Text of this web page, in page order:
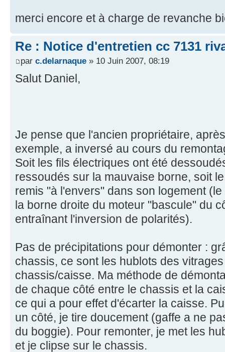
merci encore et à charge de revanche
Re : Notice d'entretien cc 7131
par c.delarnaque » 10 Juin 2007, 08:19
Salut Daniel,
Je pense que l'ancien propriétaire,
exemple, a inversé au cours du
Soit les fils électriques ont été
ressoudés sur la mauvaise borne, soit
remis "à l'envers" dans son logement
la borne droite du moteur "bascule" du
entraînant l'inversion de polarités).
Pas de précipitations pour démonter :
chassis, ce sont les hublots des
chassis/caisse. Ma méthode de
de chaque côté entre le chassis et la
ce qui a pour effet d'écarter la caisse.
un côté, je tire doucement (gaffe a ne
du boggie). Pour remonter, je met les
et je clipse sur le chassis.